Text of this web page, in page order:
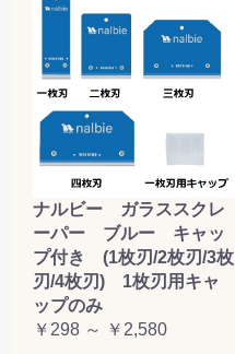
ナルビー ガラススクレ
ーパー ブルー キャッ
プ付き (1枚刃/2枚刃/3枚
刃/4枚刃) 1枚刃用キャ
ップのみ
￥298 ～ ￥2,580